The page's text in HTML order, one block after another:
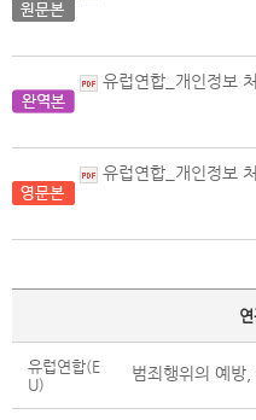
유럽연합_개인정보 처리와 관련한 자연인의 보호 및 해당 정보의 자유로운 이동
유럽연합_개인정보 처리와 관련한 자연인의 보호 및 해당 정보의 자
유럽연합(E
U)